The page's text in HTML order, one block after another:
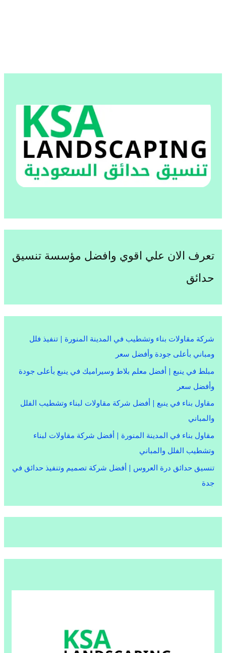
تعرف الان علي اقوي وافضل مؤسسة تنسيق
حدائق
شركة مقاولات بناء وتشطيب في المدينة المنورة | تنفيذ فلل
ومباني بأعلى جودة وأفضل سعر
مبلط في ينبع | أفضل معلم بلاط وسيراميك في ينبع بأعلى جودة
وأفضل سعر
مقاول بناء في ينبع | أفضل شركة مقاولات لبناء وتشطيب الفلل
والمباني
مقاول بناء في المدينة المنورة | أفضل شركة مقاولات لبناء
وتشطيب الفلل والمباني
تنسيق حدائق درة العروس | أفضل شركة تصميم وتنفيذ حدائق في
جدة